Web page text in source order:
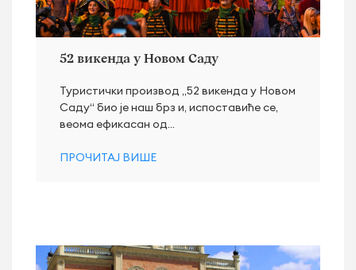
52 викенда у Новом Саду
Туристички производ „52 викенда у Новом
Саду“ био је наш брз и, испоставиће се,
веома ефикасан од...
ПРОЧИТАЈ ВИШЕ